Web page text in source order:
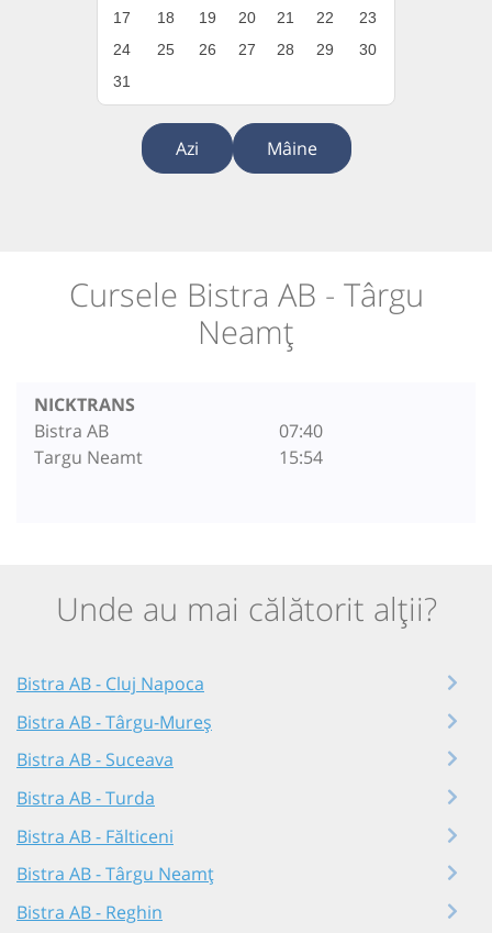
17
18 19 20 21 22
23
24
25 26 27 28 29
30
31
Azi Mâine
Cursele Bistra AB - Târgu
Neamț
NICKTRANS
Bistra AB
Targu Neamt
07:40
15:54
Unde au mai călătorit alții?
Bistra AB - Cluj Napoca
Bistra AB - Târgu-Mureș
Bistra AB - Suceava
Bistra AB - Turda
Bistra AB - Fălticeni
Bistra AB - Târgu Neamț
Bistra AB - Reghin